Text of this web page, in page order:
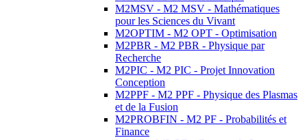
M2MSV - M2 MSV - Mathématiques
pour les Sciences du Vivant
M2OPTIM - M2 OPT - Optimisation
M2PBR - M2 PBR - Physique par
Recherche
M2PIC - M2 PIC - Projet Innovation
Conception
M2PPF - M2 PPF - Physique des Plasmas
et de la Fusion
M2PROBFIN - M2 PF - Probabilités et
Finance